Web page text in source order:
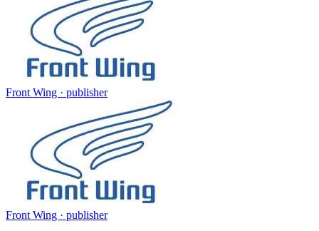
Front Wing · publisher
Front Wing · publisher